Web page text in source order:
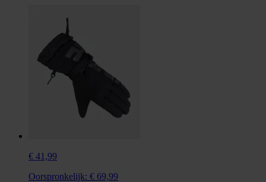
€ 41,99
Oorspronkelijk: € 69,99